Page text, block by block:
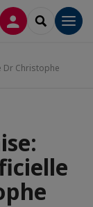
CONNEXION
Dr Christophe